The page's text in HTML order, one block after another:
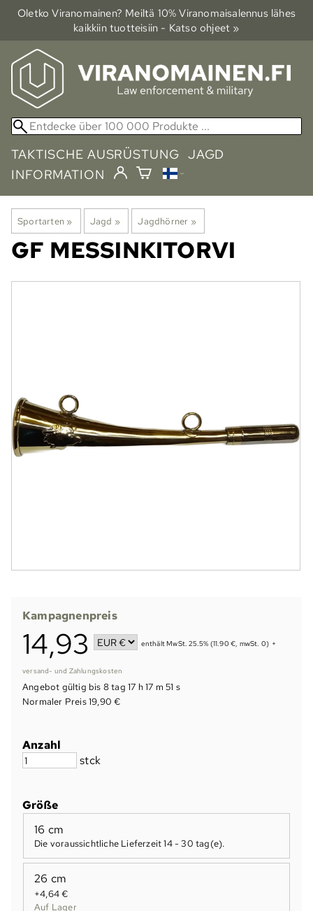
Oletko Viranomainen? Meiltä 10% Viranomais­alennus lähes
kaikkiin tuotteisiin - Katso ohjeet »
TAKTISCHE AUSRÜSTUNG JAGD
INFORMATION
Sportarten ‪» Jagd ‪» Jagdhörner ‪»
GF MESSINKITORVI
Kampagnenpreis
14,93 enthält MwSt. 25.5% (11.90 €, mwSt. 0) +
versand- und Zahlungskosten
Angebot gültig bis 8 tag 17 h 17 m 51 s
Normaler Preis 19,90 €
Anzahl
stck
Größe
16 cm
Die voraussichtliche Lieferzeit14 - 30 tag(e).
26 cm
+4,64 €
Auf Lager